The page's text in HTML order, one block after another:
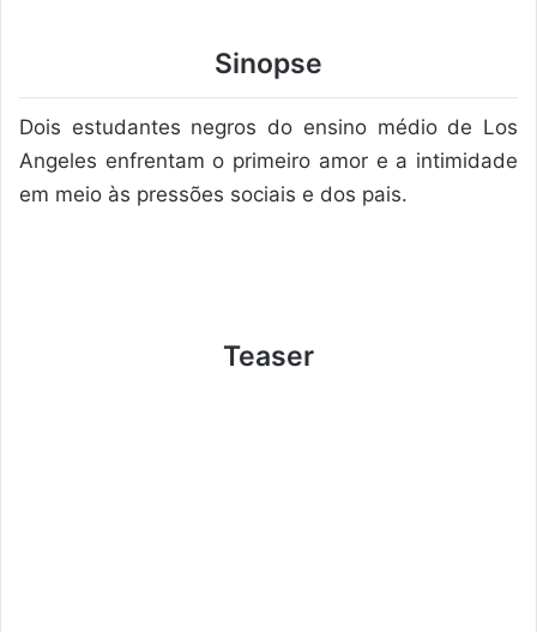
Sinopse
Dois estudantes negros do ensino médio de Los
Angeles enfrentam o primeiro amor e a intimidade
em meio às pressões sociais e dos pais.
Teaser